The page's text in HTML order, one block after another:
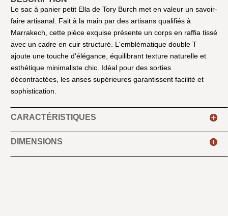
Le sac à panier petit Ella de Tory Burch met en valeur un savoir-
faire artisanal. Fait à la main par des artisans qualifiés à
Marrakech, cette pièce exquise présente un corps en raffia tissé
avec un cadre en cuir structuré. L'emblématique double T
ajoute une touche d'élégance, équilibrant texture naturelle et
esthétique minimaliste chic. Idéal pour des sorties
décontractées, les anses supérieures garantissent facilité et
sophistication.
CARACTÉRISTIQUES
DIMENSIONS